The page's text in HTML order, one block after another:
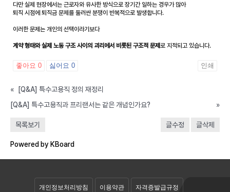
다만 실제 현장에서는 근로자와 유사한 방식으로 장기간 일하는 경우가 많아
퇴직 시점에 퇴직금 문제를 둘러싼 분쟁이 반복적으로 발생합니다.
이러한 문제는 개인의 선택이라기보다
계약 형태와 실제 노동 구조 사이의 괴리에서 비롯된 구조적 문제 로 지적되고 있습니다.
좋아요 0 싫어요 0 인쇄
«
[Q&A] 특수고용직 정의 재정리
[Q&A] 특수고용직과 프리랜서는 같은 개념인가요?
»
목록보기 글수정 글삭제
Powered by KBoard
개인정보처리방침 이용약관 자격증발급규정
질문&답변
FAQ